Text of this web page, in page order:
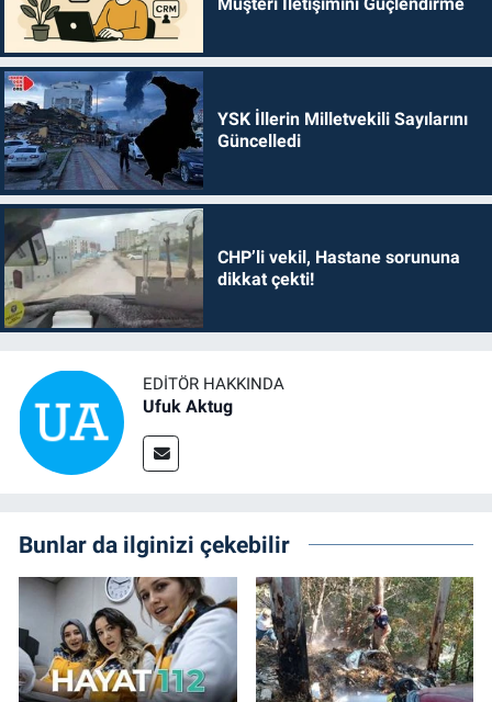
YSK İllerin Milletvekili Sayılarını
Güncelledi
CHP’li vekil, Hastane sorununa
dikkat çekti!
EDITÖR HAKKINDA
Ufuk Aktug
Bunlar da ilginizi çekebilir